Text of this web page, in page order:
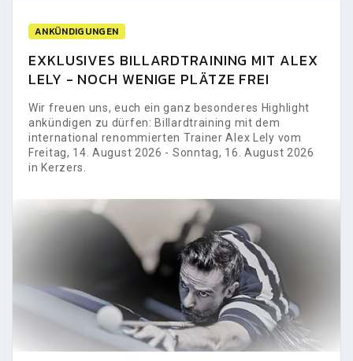
ANKÜNDIGUNGEN
EXKLUSIVES BILLARDTRAINING MIT ALEX
LELY - NOCH WENIGE PLÄTZE FREI
Wir freuen uns, euch ein ganz besonderes Highlight
ankündigen zu dürfen: Billardtraining mit dem
international renommierten Trainer Alex Lely vom
Freitag, 14. August 2026 - Sonntag, 16. August 2026
in Kerzers.